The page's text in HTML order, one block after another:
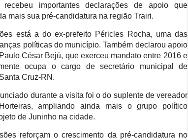
recebeu importantes declarações de apoio que
mais sua pré-candidatura na região Trairi.
está a do ex-prefeito Péricles Rocha, uma das
políticas do município. Também declarou apoio
César Bejú, que exerceu mandato entre 2016 e
ocupa o cargo de secretário municipal de
Cruz-RN.
durante a visita foi o do suplente de vereador
ampliando ainda mais o grupo político
de Juninho na cidade.
reforçam o crescimento da pré-candidatura no